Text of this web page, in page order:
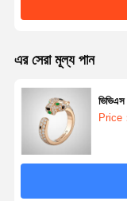
এর সেরা মূল্য পান
ভিভিএস
Price